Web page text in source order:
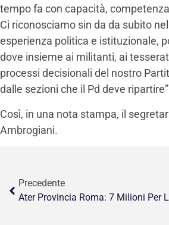
tempo fa con capacità,
Ci riconosciamo sin da da subito
esperienza politica e istituzionale,
dove insieme ai militanti, ai
processi decisionali del nostro
dalle sezioni che il Pd deve
Così, in una nota stampa, il
Ambrogiani.
Precedente